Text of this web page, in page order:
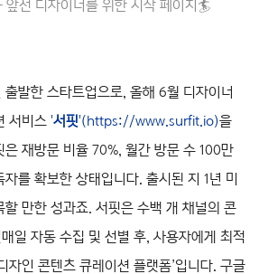
선 디자이너를 위한 시작 페이지 🏄
발한 스타트업으로, 올해 6월 디자이너
서비스 '서핏'(https://www.surfit.io)을
은 재방문 비율 70%, 월간 방문 수 100만
를 확보한 상태입니다. 출시된 지 1년 미
만한 성과죠. 서핏은 수백 개 채널의 콘
일 자동 수집 및 선별 후, 사용자에게 최적
자인 콘텐츠 큐레이션 플랫폼’입니다. 구글